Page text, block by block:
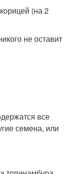
(на 2
не оставит
все
семена, или